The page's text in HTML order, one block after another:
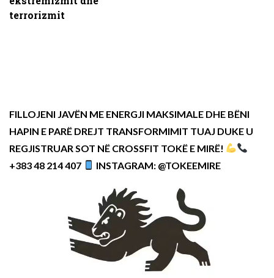
terrorizmit
FILLOJENI JAVËN ME ENERGJI MAKSIMALE DHE BËNI
HAPIN E PARË DREJT TRANSFORMIMIT TUAJ DUKE U
REGJISTRUAR SOT NË CROSSFIT TOKË E MIRË!
+383 48 214 407
INSTAGRAM: @TOKEEMIRE